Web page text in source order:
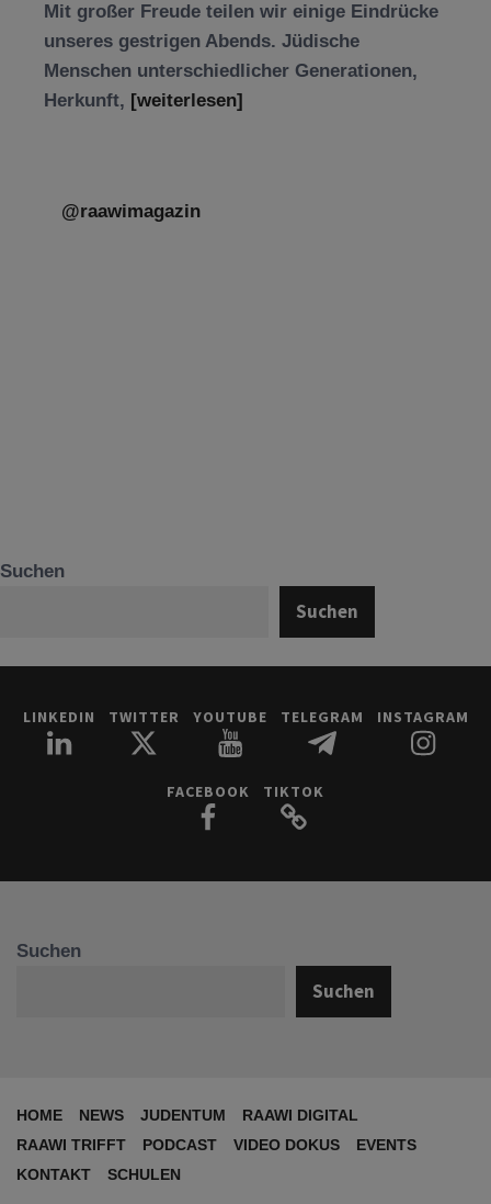
Mit großer Freude teilen wir einige Eindrücke
unseres gestrigen Abends. Jüdische
Menschen unterschiedlicher Generationen,
Herkunft, [weiterlesen]
@raawimagazin
Suchen
Suchen
LINKEDIN TWITTER YOUTUBE TELEGRAM INSTAGRAM
FACEBOOK TIKTOK
Suchen
Suchen
HOME NEWS JUDENTUM
RAAWI DIGITAL
RAAWI TRIFFT
PODCAST VIDEO DOKUS
EVENTS
KONTAKT
SCHULEN